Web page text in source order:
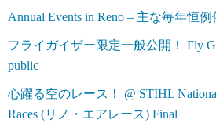
Annual Events in Reno – 主な毎年恒例
フライガイザー限定一般公開！ Fly
public
心躍る空のレース！ @ STIHL
Races (リノ・エアレース) Final